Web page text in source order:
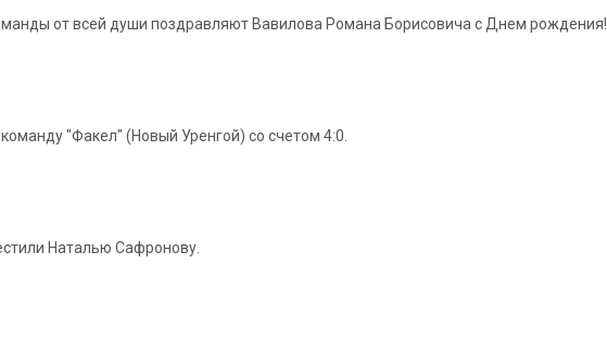
от всей души поздравляют Вавилова Романа Борисовича с Днем рождения!
"Факел" (Новый Уренгой) со счетом 4:0.
Наталью Сафронову.